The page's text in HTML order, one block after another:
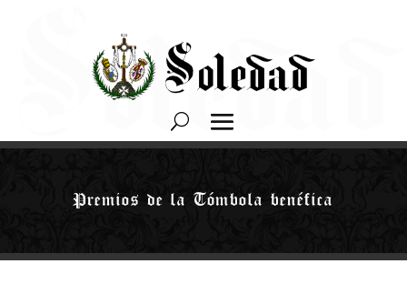
Premios de la Tómbola benéfica